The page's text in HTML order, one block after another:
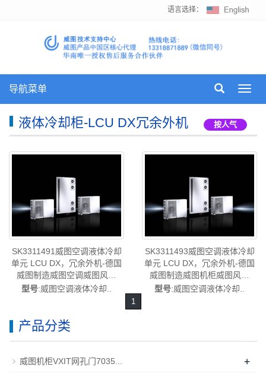
语言选择：
导航菜单
液体冷却柜-LCU DX冗余外机 按人气
SK3311491威图空调液体冷却
单元 LCU DX，冗余外机-德国
威图制造威图空调威图风扇
SK3311.493
型号:威图空调液体冷却..
SK3311493威图空调液体冷却
单元 LCU DX，冗余外机-德国
威图制造威图机柜威图风扇
SK3311.493
型号:威图空调液体冷却..
1
产品分类
威图机柜VXIT网孔门7035... +